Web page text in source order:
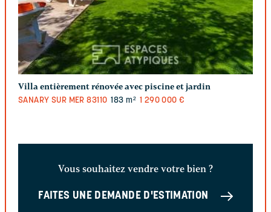
Villa entièrement rénovée avec piscine et jardin
SANARY SUR MER 83110 183 m² 1 290 000 €
Vous souhaitez vendre votre bien ?
FAITES UNE DEMANDE D'ESTIMATION